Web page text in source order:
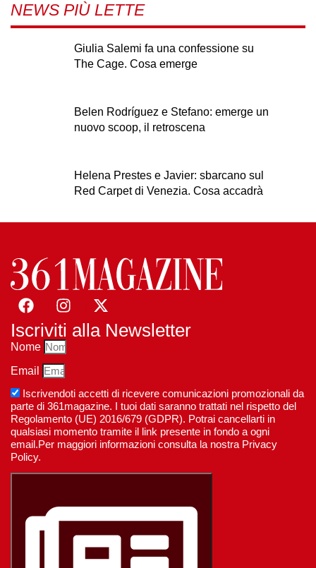
NEWS PIÙ LETTE
Giulia Salemi fa una confessione su
The Cage. Cosa emerge
Belen Rodríguez e Stefano: emerge un
nuovo scoop, il retroscena
Helena Prestes e Javier: sbarcano sul
Red Carpet di Venezia. Cosa accadrà
Iscriviti alla Newsletter
Nome
Email
Iscrivendoti accetti di ricevere comunicazioni promozionali da
parte di 361magazine. I tuoi dati saranno trattati nel rispetto del
Regolamento (UE) 2016/679 (GDPR). Potrai cancellarti in
qualsiasi momento tramite il link presente in fondo a ogni
email.Per maggiori informazioni consulta la nostra Privacy
Policy.